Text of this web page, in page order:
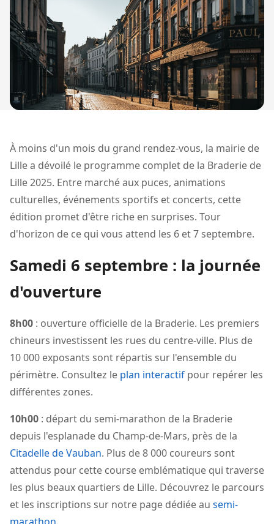
À moins d'un mois du grand rendez-vous, la mairie de
Lille a dévoilé le programme complet de la Braderie de
Lille 2025. Entre marché aux puces, animations
culturelles, événements sportifs et concerts, cette
édition promet d'être riche en surprises. Tour
d'horizon de ce qui vous attend les 6 et 7 septembre.
Samedi 6 septembre : la journée
d'ouverture
8h00 : ouverture officielle de la Braderie. Les premiers
chineurs investissent les rues du centre-ville. Plus de
10 000 exposants sont répartis sur l'ensemble du
périmètre. Consultez le plan interactif pour repérer les
différentes zones.
10h00 : départ du semi-marathon de la Braderie
depuis l'esplanade du Champ-de-Mars, près de la
Citadelle de Vauban. Plus de 8 000 coureurs sont
attendus pour cette course emblématique qui traverse
les plus beaux quartiers de Lille. Découvrez le parcours
et les inscriptions sur notre page dédiée au semi-